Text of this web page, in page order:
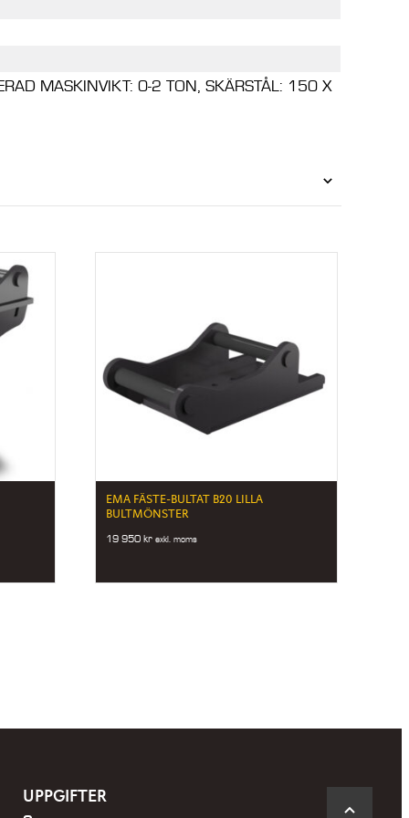
MASKINVIKT: 0-2 TON, SKÄRSTÅL: 150 X
EMA FÄSTE-BULTAT B20 LILLA
BULTMÖNSTER
19 950kr exkl. moms
UPPGIFTER